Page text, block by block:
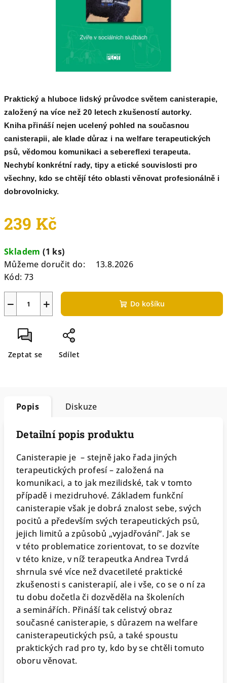
Praktický a hluboce lidský průvodce světem canisterapie,
založený na více než 20 letech zkušeností autorky.
Kniha přináší nejen ucelený pohled na současnou
canisterapii, ale klade důraz i na welfare terapeutických
psů, vědomou komunikaci a sebereflexi terapeuta.
Nechybí konkrétní rady, tipy a etické souvislosti pro
všechny, kdo se chtějí této oblasti věnovat profesionálně i
dobrovolnicky.
239 Kč
cena:
Skladem(1 ks)
Můžeme doručit do:
13.8.2026
Kód: 73
+
− Do košíku
Zeptat se Sdílet
Popis Diskuze
Detailní popis produktu
Canisterapie je – stejně jako řada jiných
terapeutických profesí – založená na
komunikaci, a to jak mezilidské, tak v tomto
případě i mezidruhové. Základem funkční
canisterapie však je dobrá znalost sebe, svých
pocitů a především svých terapeutických psů,
jejich limitů a způsobů „vyjadřování“. Jak se
v této problematice zorientovat, to se dozvíte
v této knize, v níž terapeutka Andrea Tvrdá
shrnula své více než dvacetileté praktické
zkušenosti s canisterapií, ale i vše, co se o ní za
tu dobu dočetla či dozvěděla na školeních
a seminářích. Přináší tak celistvý obraz
současné canisterapie, s důrazem na welfare
canisterapeutických psů, a také spoustu
praktických rad pro ty, kdo by se chtěli tomuto
oboru věnovat.